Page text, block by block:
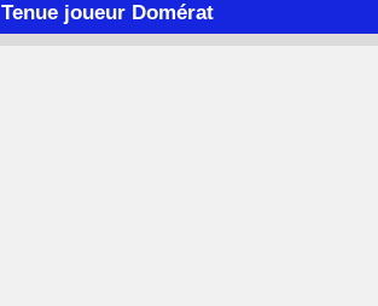
Tenue joueur Domérat